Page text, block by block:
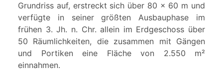
Grundriss auf, erstreckt sich über 80 x 60 m und
verfügte in seiner größten Ausbauphase im
frühen 3. Jh. n. Chr. allein im Erdgeschoss über
50 Räumlichkeiten, die zusammen mit Gängen
und Portiken eine Fläche von 2.550 m²
einnahmen.